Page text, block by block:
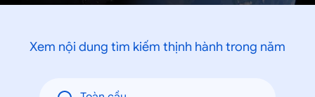
Xem nội dung tìm kiếm thịnh hành trong năm